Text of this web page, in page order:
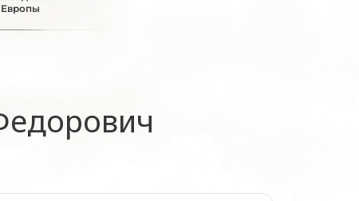
Европы